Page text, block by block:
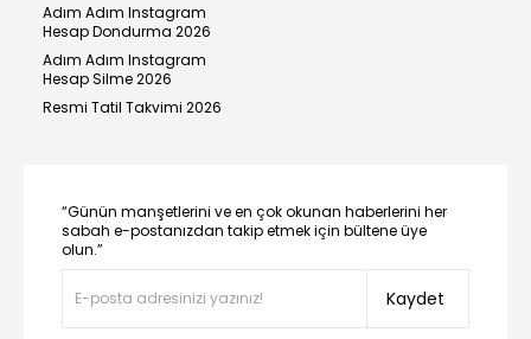
Adım Adım Instagram
Hesap Dondurma 2026
Adım Adım Instagram
Hesap Silme 2026
Resmi Tatil Takvimi 2026
“Günün manşetlerini ve en çok okunan haberlerini her
sabah e-postanızdan takip etmek için bültene üye
olun.”
Kaydet